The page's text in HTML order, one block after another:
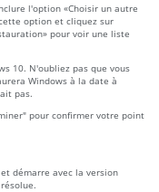
l'option «Choisir un autre
option et cliquez sur
pour voir une liste
10. N'oubliez pas que vous
Windows à la date à
pas.
pour confirmer votre point
démarre avec la version